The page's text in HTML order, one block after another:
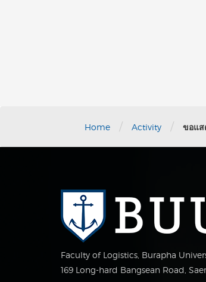
Home / Activity / ขอแส
Faculty of Logistics, Burapha
169 Long-hard Bangsean Road,